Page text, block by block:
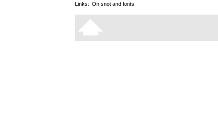
Links: On snot and fonts